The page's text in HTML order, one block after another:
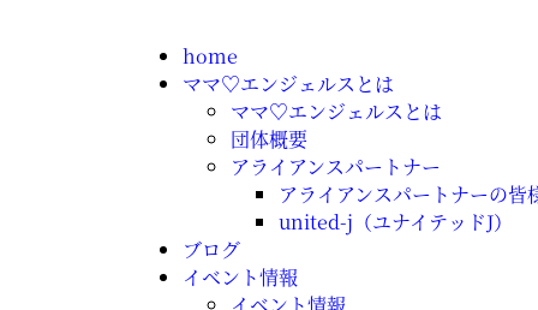
home
ママ♡エンジェルスとは
ママ♡エンジェルスとは
団体概要
アライアンスパートナー
アライアンスパートナーの皆
united-j（ユナイテッドJ）
ブログ
イベント情報